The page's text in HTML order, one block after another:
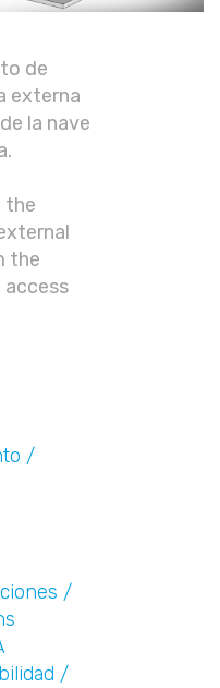
de
externa
la nave
the
the
/
/
/